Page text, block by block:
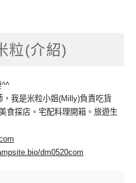
粒(介紹)
^^
我是米粒小姐(Milly)負責吃貨
食探店。宅配料理開箱。旅遊生
dm0520com